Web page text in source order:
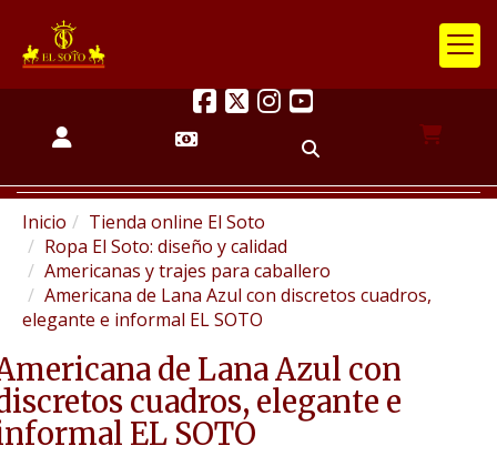
Inicio
Tienda online El Soto
Ropa El Soto: diseño y calidad
Americanas y trajes para caballero
Americana de Lana Azul con discretos cuadros,
elegante e informal EL SOTO
de Lana Azul con
cuadros, elegante e
EL SOTO